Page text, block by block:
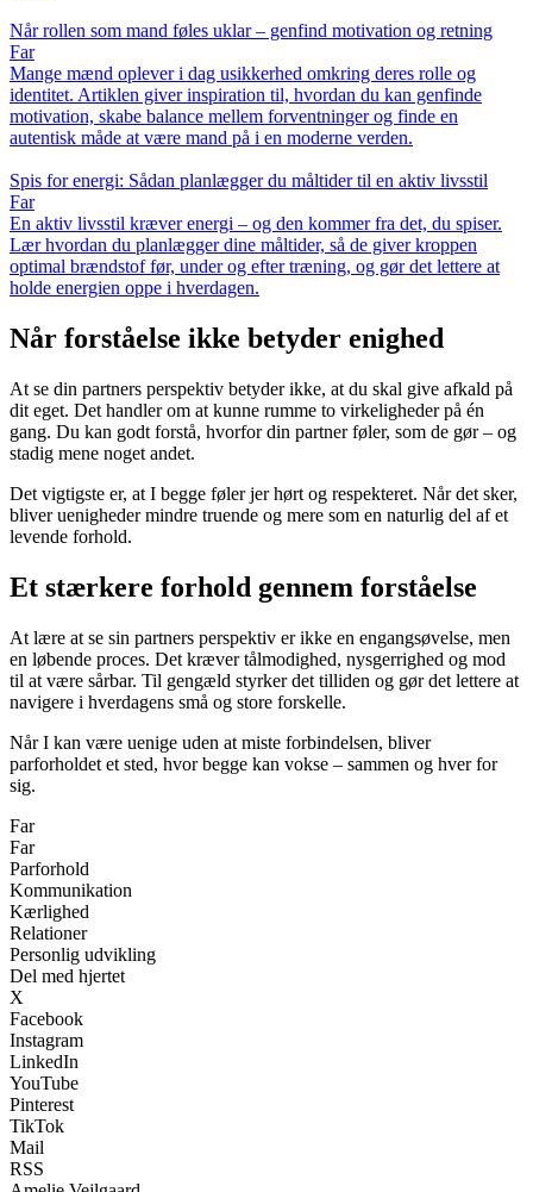
Når rollen som mand føles uklar – genfind motivation og retning
Far
Mange mænd oplever i dag usikkerhed omkring deres rolle og
identitet. Artiklen giver inspiration til, hvordan du kan genfinde
motivation, skabe balance mellem forventninger og finde en
autentisk måde at være mand på i en moderne verden.
Spis for energi: Sådan planlægger du måltider til en aktiv livsstil
Far
En aktiv livsstil kræver energi – og den kommer fra det, du spiser.
Lær hvordan du planlægger dine måltider, så de giver kroppen
optimal brændstof før, under og efter træning, og gør det lettere at
holde energien oppe i hverdagen.
Når forståelse ikke betyder enighed
At se din partners perspektiv betyder ikke, at du skal give afkald på
dit eget. Det handler om at kunne rumme to virkeligheder på én
gang. Du kan godt forstå, hvorfor din partner føler, som de gør – og
stadig mene noget andet.
Det vigtigste er, at I begge føler jer hørt og respekteret. Når det sker,
bliver uenigheder mindre truende og mere som en naturlig del af et
levende forhold.
Et stærkere forhold gennem forståelse
At lære at se sin partners perspektiv er ikke en engangsøvelse, men
en løbende proces. Det kræver tålmodighed, nysgerrighed og mod
til at være sårbar. Til gengæld styrker det tilliden og gør det lettere at
navigere i hverdagens små og store forskelle.
Når I kan være uenige uden at miste forbindelsen, bliver
parforholdet et sted, hvor begge kan vokse – sammen og hver for
sig.
Far
Far
Parforhold
Kommunikation
Kærlighed
Relationer
Personlig udvikling
Del med hjertet
X
Facebook
Instagram
LinkedIn
YouTube
Pinterest
TikTok
Mail
RSS